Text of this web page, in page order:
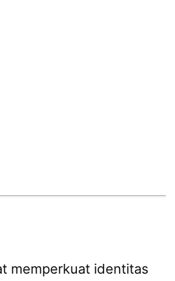
memperkuat identitas